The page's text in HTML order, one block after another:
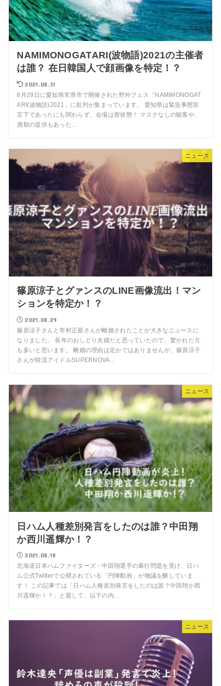
NAMIMONOGATARI(波物語)2021の主催者
は誰？ 在日韓国人で顔画像を特定！？
2021.08.31
8月29日に愛知県常滑市で開催された野外フェス「NAMIMONOGAT
ARI(波物語)2021」に批判が集まっています。 愛知県は緊急事態宣
言下であったにも関わらず、会場は密状態！ マスクなしの観客や、
酒類の提供もあった...
ニュース
篠原涼子とグァンスのLINE画像流出！マン
ションを特定か！？
2021.08.29
篠原涼子さんと市村正親さんが離婚されたことが大きなニュースに
なりました。 長年のおしどり夫婦だと思っていたので、驚かれた方
も多いと思います。 離婚の理由は定かではありませんが、篠原涼子
さんが韓流アイドルSUPERNOVA...
ニュース
日ハム人種差別発言をしたのは誰？中田翔
か西川遥輝か！？
2021.08.18
北海道日本ハムファイターズ・中田翔選手の暴行問題を受け、日ハ
ム公式Twitterで公開されている「円陣動画」が物議を醸していま
す！ この記事では「日ハム人種差別発言をしたのは誰？中田翔か西
川遥輝か！？」と題して、以下の内...
ニュース